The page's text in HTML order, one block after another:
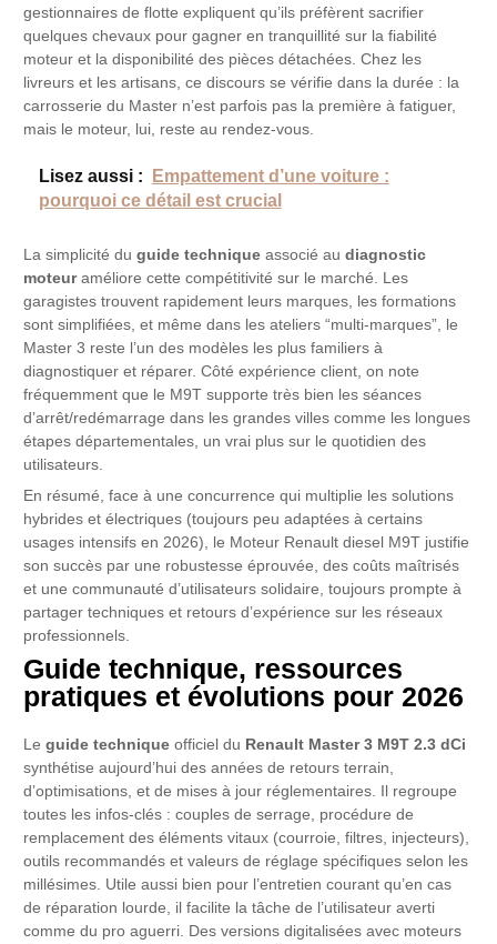
gestionnaires de flotte expliquent qu’ils préfèrent sacrifier
quelques chevaux pour gagner en tranquillité sur la fiabilité
moteur et la disponibilité des pièces détachées. Chez les
livreurs et les artisans, ce discours se vérifie dans la durée : la
carrosserie du Master n’est parfois pas la première à fatiguer,
mais le moteur, lui, reste au rendez-vous.
Lisez aussi :
Empattement d’une voiture :
pourquoi ce détail est crucial
La simplicité duguide technique associé audiagnostic
moteuraméliore cette compétitivité sur le marché. Les
garagistes trouvent rapidement leurs marques, les formations
sont simplifiées, et même dans les ateliers “multi-marques”, le
Master 3 reste l’un des modèles les plus familiers à
diagnostiquer et réparer. Côté expérience client, on note
fréquemment que le M9T supporte très bien les séances
d’arrêt/redémarrage dans les grandes villes comme les longues
étapes départementales, un vrai plus sur le quotidien des
utilisateurs.
En résumé, face à une concurrence qui multiplie les solutions
hybrides et électriques (toujours peu adaptées à certains
usages intensifs en 2026), le Moteur Renault diesel M9T justifie
son succès par une robustesse éprouvée, des coûts maîtrisés
et une communauté d’utilisateurs solidaire, toujours prompte à
partager techniques et retours d’expérience sur les réseaux
professionnels.
Guide technique, ressources
pratiques et évolutions pour 2026
Leguide technique officiel du Renault Master 3 M9T 2.3 dCi
synthétise aujourd’hui des années de retours terrain,
d’optimisations, et de mises à jour réglementaires. Il regroupe
toutes les infos-clés : couples de serrage, procédure de
remplacement des éléments vitaux (courroie, filtres, injecteurs),
outils recommandés et valeurs de réglage spécifiques selon les
millésimes. Utile aussi bien pour l’entretien courant qu’en cas
de réparation lourde, il facilite la tâche de l’utilisateur averti
comme du pro aguerri. Des versions digitalisées avec moteurs